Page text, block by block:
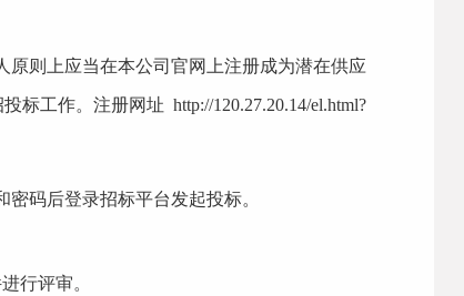
则上应当在本公司官网上注册成为潜在供应
标工作。注册网址 http://120.27.20.14/el.html?
码后登录招标平台发起投标。
行评审。